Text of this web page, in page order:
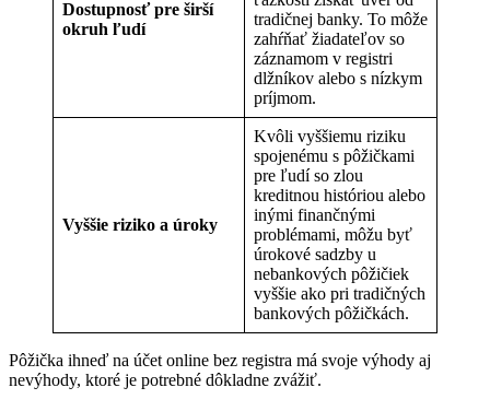
Dostupnosť pre širší
okruh ľudí
tradičnej banky. To môže
zahŕňať žiadateľov so
záznamom v registri
dlžníkov alebo s nízkym
príjmom.
Vyššie riziko a úroky
Kvôli vyššiemu riziku
spojenému s pôžičkami
pre ľudí so zlou
kreditnou históriou alebo
inými finančnými
problémami, môžu byť
úrokové sadzby u
nebankových pôžičiek
vyššie ako pri tradičných
bankových pôžičkách.
Pôžička ihneď na účet online bez registra má svoje výhody aj
nevýhody, ktoré je potrebné dôkladne zvážiť.